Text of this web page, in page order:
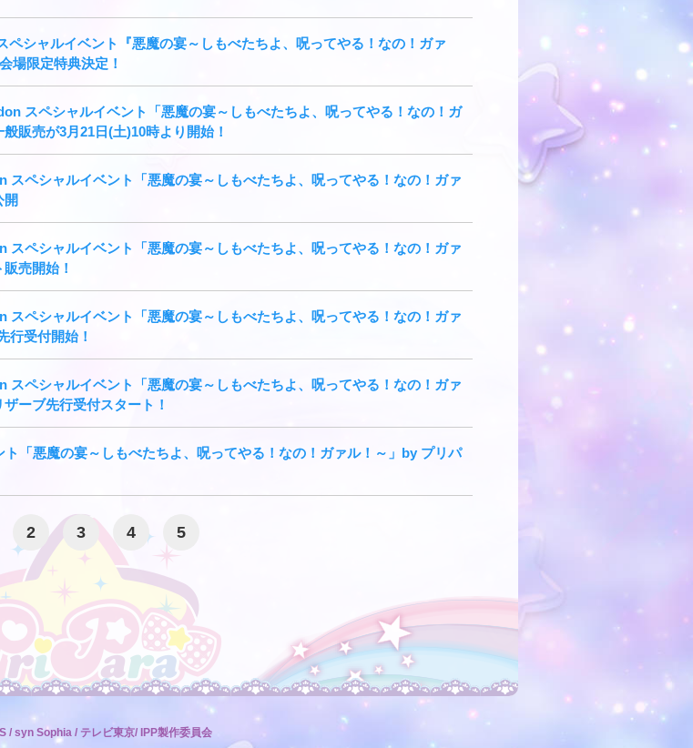
シャルイベント『悪魔の宴～しもべたちよ、呪ってやる！なの！ガァ
場限定特典決定！
スペシャルイベント「悪魔の宴～しもべたちよ、呪ってやる！なの！ガ
販売が3月21日(土)10時より開始！
スペシャルイベント「悪魔の宴～しもべたちよ、呪ってやる！なの！ガァ
開
スペシャルイベント「悪魔の宴～しもべたちよ、呪ってやる！なの！ガァ
売開始！
スペシャルイベント「悪魔の宴～しもべたちよ、呪ってやる！なの！ガァ
行受付開始！
スペシャルイベント「悪魔の宴～しもべたちよ、呪ってやる！なの！ガァ
ーブ先行受付スタート！
ト「悪魔の宴～しもべたちよ、呪ってやる！なの！ガァル！～」by プリパ
2 3 4 5
/ syn Sophia / テレビ東京/ IPP製作委員会